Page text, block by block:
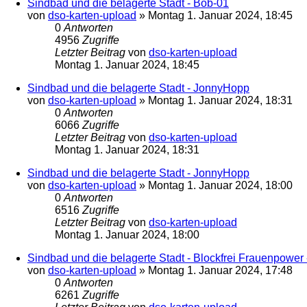
Sindbad und die belagerte Stadt - Bob-01
von dso-karten-upload » Montag 1. Januar 2024, 18:45
0Antworten
4956Zugriffe
Letzter Beitrag von dso-karten-upload
Montag 1. Januar 2024, 18:45
Sindbad und die belagerte Stadt - JonnyHopp
von dso-karten-upload » Montag 1. Januar 2024, 18:31
0Antworten
6066Zugriffe
Letzter Beitrag von dso-karten-upload
Montag 1. Januar 2024, 18:31
Sindbad und die belagerte Stadt - JonnyHopp
von dso-karten-upload » Montag 1. Januar 2024, 18:00
0Antworten
6516Zugriffe
Letzter Beitrag von dso-karten-upload
Montag 1. Januar 2024, 18:00
Sindbad und die belagerte Stadt - Blockfrei Frauenpower
von dso-karten-upload » Montag 1. Januar 2024, 17:48
0Antworten
6261Zugriffe